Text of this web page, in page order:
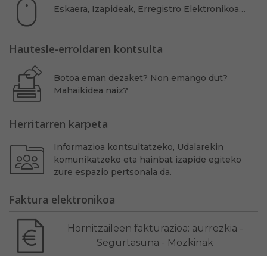
Eskaera, Izapideak, Erregistro Elektronikoa…
Hautesle-erroldaren kontsulta
Botoa eman dezaket? Non emango dut?
Mahaikidea naiz?
Herritarren karpeta
Informazioa kontsultatzeko, Udalarekin
komunikatzeko eta hainbat izapide egiteko
zure espazio pertsonala da.
Faktura elektronikoa
Hornitzaileen fakturazioa: aurrezkia -
Segurtasuna - Mozkinak